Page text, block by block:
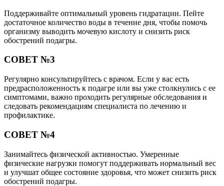
Поддерживайте оптимальный уровень гидратации. Пейте
достаточное количество воды в течение дня, чтобы помочь
организму выводить мочевую кислоту и снизить риск
обострений подагры.
СОВЕТ №3
Регулярно консультируйтесь с врачом. Если у вас есть
предрасположенность к подагре или вы уже столкнулись с ее
симптомами, важно проходить регулярные обследования и
следовать рекомендациям специалиста по лечению и
профилактике.
СОВЕТ №4
Занимайтесь физической активностью. Умеренные
физические нагрузки помогут поддерживать нормальный вес
и улучшат общее состояние здоровья, что может снизить риск
обострений подагры.